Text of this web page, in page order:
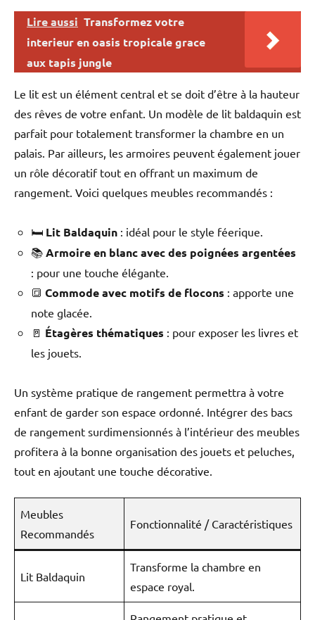
Lire aussi Transformez votre
interieur en oasis tropicale grace
aux tapis jungle
Le lit est un élément central et se doit d’être à la hauteur
des rêves de votre enfant. Un modèle de lit baldaquin est
parfait pour totalement transformer la chambre en un
palais. Par ailleurs, les armoires peuvent également jouer
un rôle décoratif tout en offrant un maximum de
rangement. Voici quelques meubles recommandés :
🛏️ Lit Baldaquin : idéal pour le style féerique.
📚 Armoire en blanc avec des poignées argentées
: pour une touche élégante.
🔳 Commode avec motifs de flocons : apporte une
note glacée.
🚪 Étagères thématiques : pour exposer les livres et
les jouets.
Un système pratique de rangement permettra à votre
enfant de garder son espace ordonné. Intégrer des bacs
de rangement surdimensionnés à l’intérieur des meubles
profitera à la bonne organisation des jouets et peluches,
tout en ajoutant une touche décorative.
Meubles
Recommandés
Fonctionnalité / Caractéristiques
Lit Baldaquin
Transforme la chambre en
espace royal.